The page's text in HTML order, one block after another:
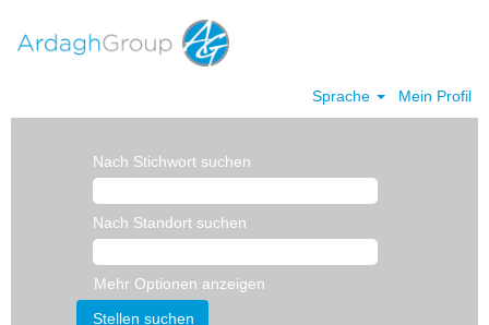
Sprache Mein Profil
Nach Stichwort suchen
Nach Standort suchen
Mehr Optionen anzeigen